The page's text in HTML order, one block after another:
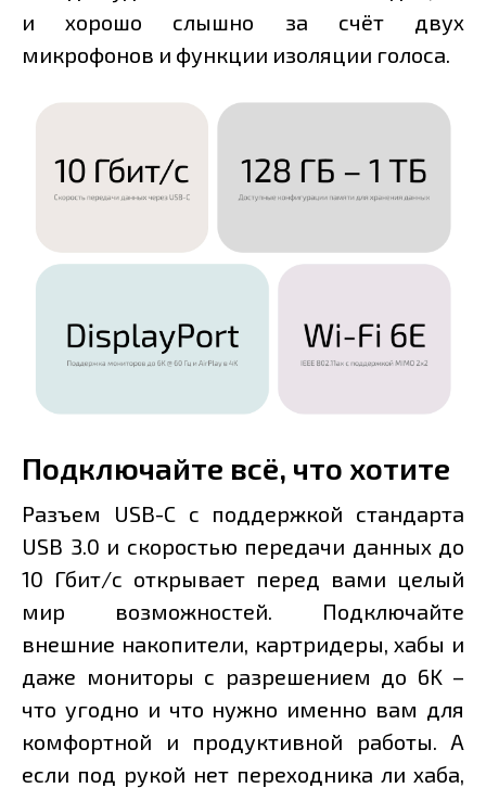
и хорошо слышно за счёт двух
микрофонов и функции изоляции голоса.
Подключайте всё, что хотите
Разъем USB-C с поддержкой стандарта
USB 3.0 и скоростью передачи данных до
10 Гбит/с открывает перед вами целый
мир возможностей. Подключайте
внешние накопители, картридеры, хабы и
даже мониторы с разрешением до 6K –
что угодно и что нужно именно вам для
комфортной и продуктивной работы. А
если под рукой нет переходника ли хаба,